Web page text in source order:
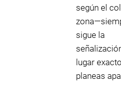
según el
sigue la
lugar
planeas